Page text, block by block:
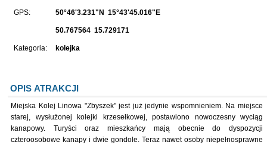
GPS: 50°46'3.231"N 15°43'45.016"E
50.767564 15.729171
Kategoria: kolejka
OPIS ATRAKCJI
Miejska Kolej Linowa "Zbyszek" jest już jedynie wspomnieniem. Na miejsce
starej, wysłużonej kolejki krzesełkowej, postawiono nowoczesny wyciąg
kanapowy. Turyści oraz mieszkańcy mają obecnie do dyspozycji
czteroosobowe kanapy i dwie gondole. Teraz nawet osoby niepełnosprawne